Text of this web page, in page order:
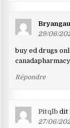
29/06/
buy ed drugs
Répondre
Pitqlb dit :
27/06/